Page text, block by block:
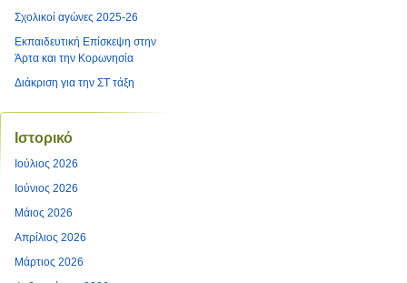
Σχολικοί αγώνες 2025-26
Εκπαιδευτική Επίσκεψη στην
Άρτα και την Κορωνησία
Διάκριση για την ΣΤ τάξη
Ιστορικό
Ιούλιος 2026
Ιούνιος 2026
Μάιος 2026
Απρίλιος 2026
Μάρτιος 2026